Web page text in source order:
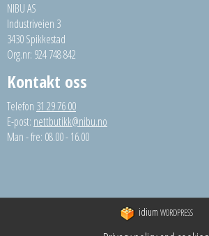
NIBU AS
Industriveien 3
3430 Spikkestad
Org.nr: 924 748 842
Kontakt oss
Telefon 31 29 76 00
E-post: nettbutikk@nibu.no
Man - fre: 08.00 - 16.00
idium WORDPRESS